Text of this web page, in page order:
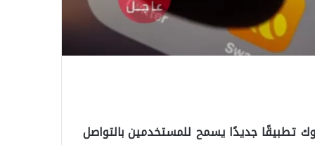
تطبيقًا جديدًا يسمح للمستخدمين بالتواصل